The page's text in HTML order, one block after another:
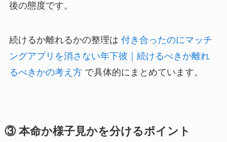
後の態度です。
続けるか離れるかの整理は 付き合ったのにマッチ
ングアプリを消さない年下彼｜続けるべきか離れ
るべきかの考え方 で具体的にまとめています。
③ 本命か様子見かを分けるポイント